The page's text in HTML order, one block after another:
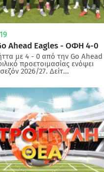
Ahead Eagles - ΟΦΗ 4-0
με 4 - 0 από την Go Ahead
προετοιμασίας ενόψει
2026/27. Δείτ...